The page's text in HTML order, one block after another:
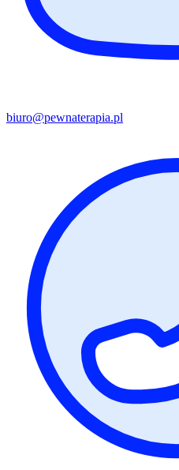
biuro@pewnaterapia.pl